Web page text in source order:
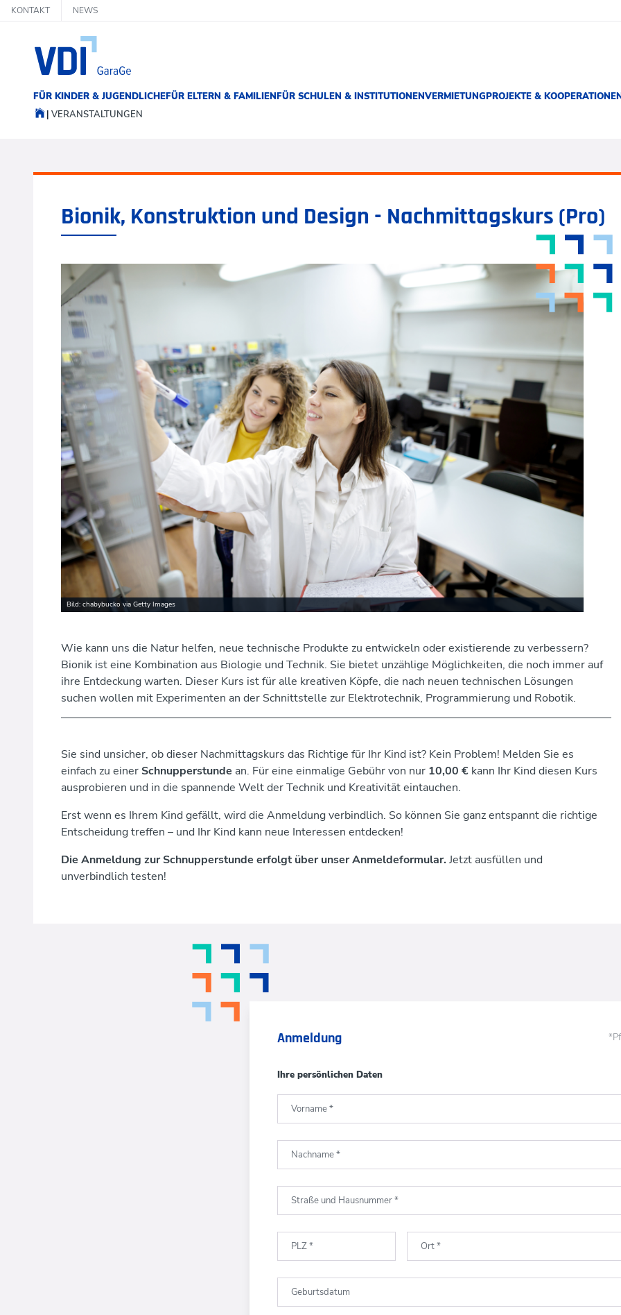
KONTAKT NEWS
FÜR KINDER & JUGENDLICHEFÜR ELTERN & FAMILIENFÜR SCHULEN & INSTITUTIONENVERMIETUNGPROJEKTE &
VERANSTALTUNGEN
Bionik, Konstruktion und Design - Nachmittagskurs (Pro)
Bild: chabybucko via Getty Images
Wie kann uns die Natur helfen, neue technische Produkte zu entwickeln oder existierende zu verbessern?
Bionik ist eine Kombination aus Biologie und Technik. Sie bietet unzählige Möglichkeiten, die noch immer auf
ihre Entdeckung warten. Dieser Kurs ist für alle kreativen Köpfe, die nach neuen technischen Lösungen
suchen wollen mit Experimenten an der Schnittstelle zur Elektrotechnik, Programmierung und Robotik.
Sie sind unsicher, ob dieser Nachmittagskurs das Richtige für Ihr Kind ist? Kein Problem! Melden Sie es
einfach zu einer Schnupperstunde an. Für eine einmalige Gebühr von nur 10,00 € kann Ihr Kind diesen Kurs
ausprobieren und in die spannende Welt der Technik und Kreativität eintauchen.
Erst wenn es Ihrem Kind gefällt, wird die Anmeldung verbindlich. So können Sie ganz entspannt die richtige
Entscheidung treffen – und Ihr Kind kann neue Interessen entdecken!
Die Anmeldung zur Schnupperstunde erfolgt über unser Anmeldeformular. Jetzt ausfüllen und
unverbindlich testen!
Anmeldung
Ihre persönlichen Daten
Vorname*
Nachname*
Straße und Hausnummer*
PLZ* Ort*
Geburtsdatum